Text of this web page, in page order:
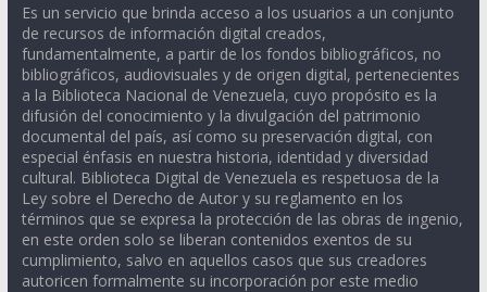
Es un servicio que brinda acceso a los usuarios a un conjunto
de recursos de información digital creados,
fundamentalmente, a partir de los fondos bibliográficos, no
bibliográficos, audiovisuales y de origen digital, pertenecientes
a la Biblioteca Nacional de Venezuela, cuyo propósito es la
difusión del conocimiento y la divulgación del patrimonio
documental del país, así como su preservación digital, con
especial énfasis en nuestra historia, identidad y diversidad
cultural. Biblioteca Digital de Venezuela es respetuosa de la
Ley sobre el Derecho de Autor y su reglamento en los
términos que se expresa la protección de las obras de ingenio,
en este orden solo se liberan contenidos exentos de su
cumplimiento, salvo en aquellos casos que sus creadores
autoricen formalmente su incorporación por este medio